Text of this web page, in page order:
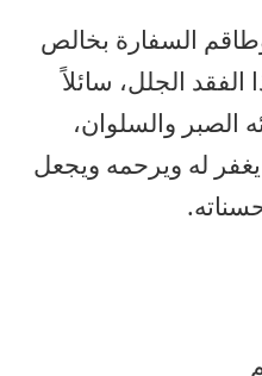
السفارة بخالص
الفقد الجلل، سائلاً
الصبر والسلوان،
له ويرحمه ويجعل